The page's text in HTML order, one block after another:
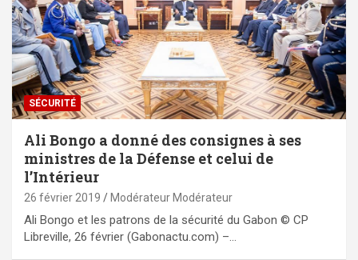
SÉCURITÉ
Ali Bongo a donné des consignes à ses
ministres de la Défense et celui de
l’Intérieur
26 février 2019 Modérateur Modérateur
Ali Bongo et les patrons de la sécurité du Gabon © CP
Libreville, 26 février (Gabonactu.com) –…